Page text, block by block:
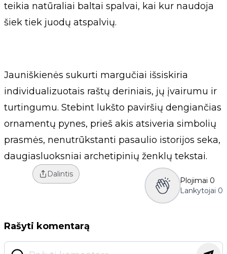
teikia natūraliai baltai spalvai, kai kur naudoja
šiek tiek juodų atspalvių.
Jauniškienės sukurti margučiai išsiskiria
individualizuotais raštų deriniais, jų įvairumu ir
turtingumu. Stebint lukšto paviršių dengiančias
ornamentų pynes, prieš akis atsiveria simbolių
prasmės, nenutrūkstanti pasaulio istorijos seka,
daugiasluoksniai archetipinių ženklų tekstai.
Dalintis
Plojimai 0
Lankytojai 0
Rašyti komentarą